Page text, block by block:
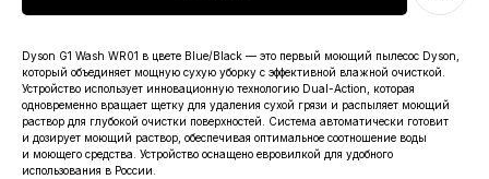
Dyson G1 Wash WR01 в цвете Blue/Black — это первый моющий пылесос Dyson,
который объединяет мощную сухую уборку с эффективной влажной очисткой.
Устройство использует инновационную технологию Dual-Action, которая
одновременно вращает щетку для удаления сухой грязи и распыляет моющий
раствор для глубокой очистки поверхностей. Система автоматически готовит
и дозирует моющий раствор, обеспечивая оптимальное соотношение воды
и моющего средства. Устройство оснащено евровилкой для удобного
использования в России.